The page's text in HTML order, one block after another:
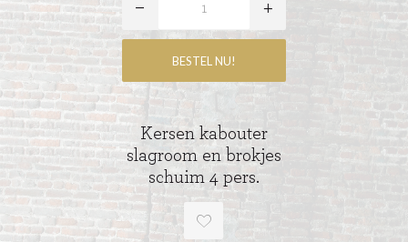
Kersen kabouter
slagroom en brokjes
schuim 4 pers.